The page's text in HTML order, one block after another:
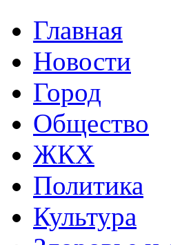
Главная
Новости
Город
Общество
ЖКХ
Политика
Культура